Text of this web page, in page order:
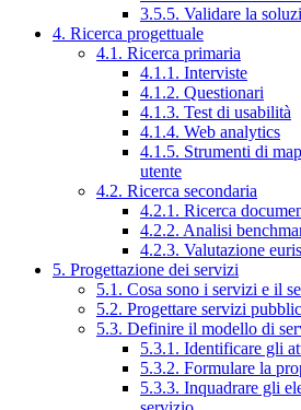
3.5.5. Validare la
4. Ricerca progettuale
4.1. Ricerca primaria
4.1.1. Interviste
4.1.2. Questionari
4.1.3. Test di usabilità
4.1.4. Web analytics
4.1.5. Strumenti di
utente
4.2. Ricerca secondaria
4.2.1. Ricerca
4.2.2. Analisi
4.2.3. Valutazione
5. Progettazione dei servizi
5.1. Cosa sono i servizi e il
5.2. Progettare servizi
5.3. Definire il modello di
5.3.1. Identificare gli
5.3.2. Formulare la
5.3.3. Inquadrare gli